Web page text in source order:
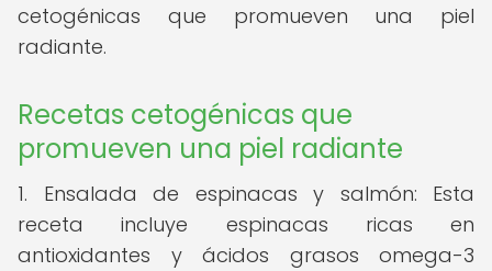
cetogénicas que promueven una piel
radiante.
Recetas cetogénicas que
promueven una piel radiante
1. Ensalada de espinacas y salmón: Esta
receta incluye espinacas ricas en
antioxidantes y ácidos grasos omega-3